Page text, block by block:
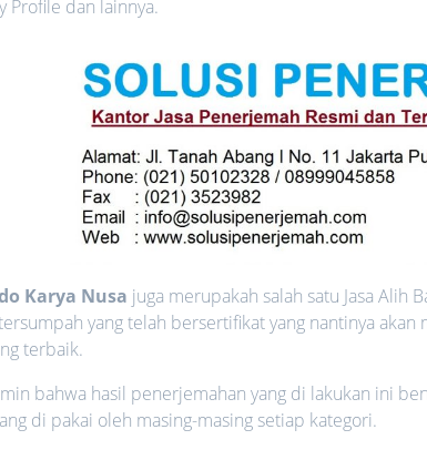
Profile dan lainnya.
Karya Nusa juga merupakah salah satu Jasa Alih
yang telah bersertifikat yang nantinya
terbaik.
bahwa hasil penerjemahan yang di lakukan ini
di pakai oleh masing-masing setiap kategori.